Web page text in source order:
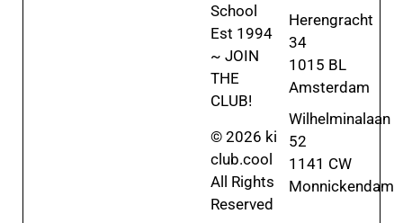
School
Est 1994
~ JOIN
THE
CLUB!
© 2026 ki
club.cool
All Rights
Reserved
Herengracht
34
1015 BL
Amsterdam
Wilhelminalaan
52
1141 CW
Monnickendam